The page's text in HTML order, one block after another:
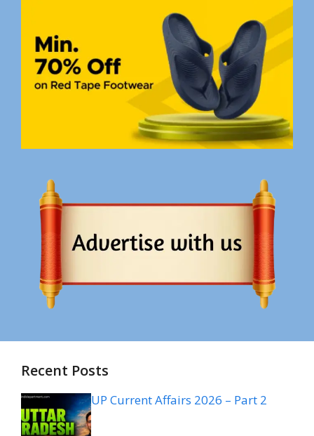
Recent Posts
UP Current Affairs 2026 – Part 2